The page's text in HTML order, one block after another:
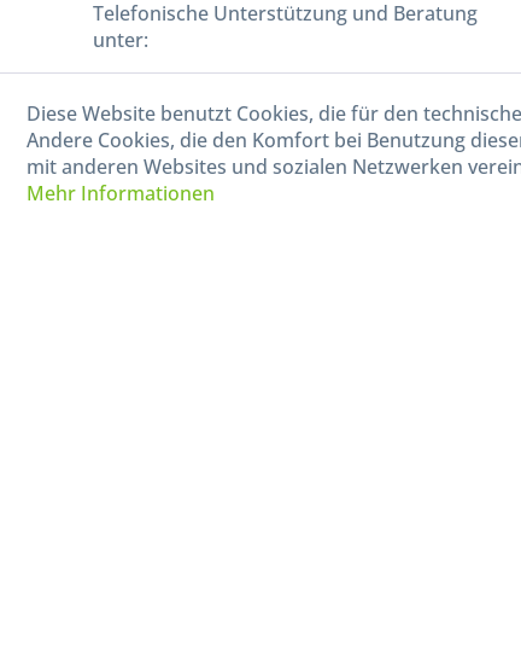
Telefonische Unterstützung und Beratung
unter:
040-880 99 770
Mo-Fr, 09:00 - 15:00 Uhr
Diese Website benutzt Cookies, die für den
Andere Cookies, die den Komfort bei Benutzung
mit anderen Websites und sozialen Netzwerken
Mehr Informationen